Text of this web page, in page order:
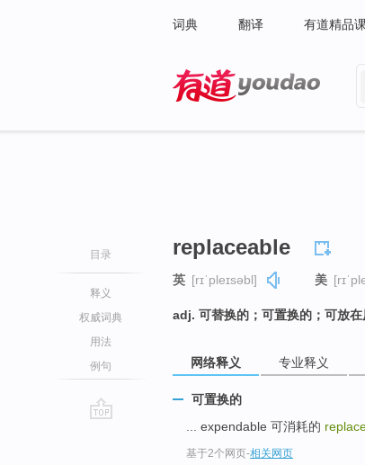
词典 翻译 有道精品
目录
释义
权威词典
用法
例句
replaceable
英 [rɪˈpleɪsəbl] 美
adj. 可替换的；可置换的；可放在
网络释义 专业释义
可置换的
... expendable 可消耗的
基于2个网页-相关网页